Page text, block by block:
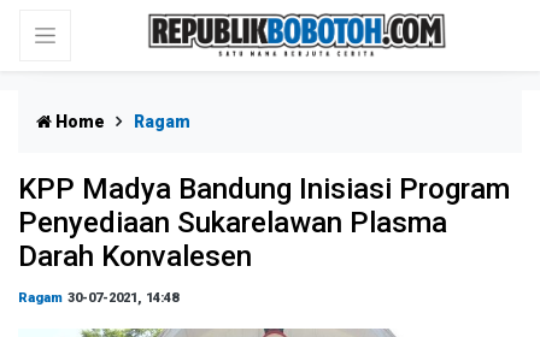
Home Ragam
KPP Madya Bandung Inisiasi Program
Penyediaan Sukarelawan Plasma
Darah Konvalesen
Ragam 30-07-2021, 14:48